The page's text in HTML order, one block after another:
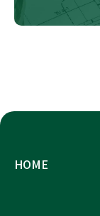
HOME